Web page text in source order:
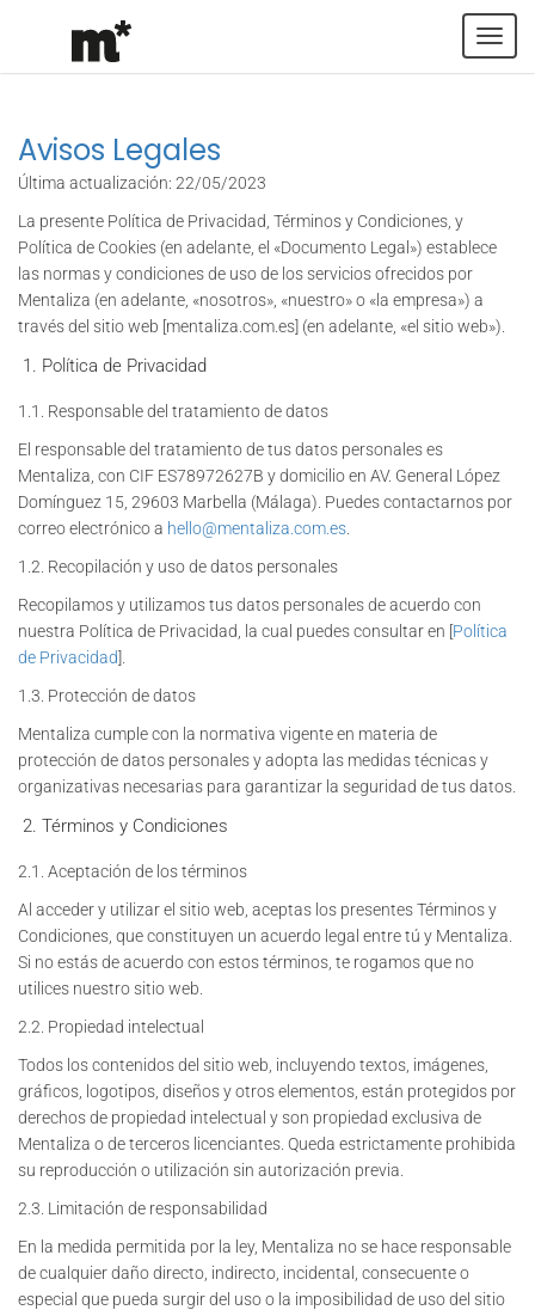
Avisos Legales
Última actualización: 22/05/2023
La presente Política de Privacidad, Términos y Condiciones, y
Política de Cookies (en adelante, el «Documento Legal») establece
las normas y condiciones de uso de los servicios ofrecidos por
Mentaliza (en adelante, «nosotros», «nuestro» o «la empresa») a
través del sitio web [mentaliza.com.es] (en adelante, «el sitio web»).
Política de Privacidad
1.1. Responsable del tratamiento de datos
El responsable del tratamiento de tus datos personales es
Mentaliza, con CIF ES78972627B y domicilio en AV. General López
Domínguez 15, 29603 Marbella (Málaga). Puedes contactarnos por
correo electrónico a hello@mentaliza.com.es
1.2. Recopilación y uso de datos personales
Recopilamos y utilizamos tus datos personales de acuerdo con
nuestra Política de Privacidad, la cual puedes consultar en [Política
de Privacidad].
1.3. Protección de datos
Mentaliza cumple con la normativa vigente en materia de
protección de datos personales y adopta las medidas técnicas y
organizativas necesarias para garantizar la seguridad de tus datos.
Términos y Condiciones
2.1. Aceptación de los términos
Al acceder y utilizar el sitio web, aceptas los presentes Términos y
Condiciones, que constituyen un acuerdo legal entre tú y Mentaliza.
Si no estás de acuerdo con estos términos, te rogamos que no
utilices nuestro sitio web.
2.2. Propiedad intelectual
Todos los contenidos del sitio web, incluyendo textos, imágenes,
gráficos, logotipos, diseños y otros elementos, están protegidos por
derechos de propiedad intelectual y son propiedad exclusiva de
Mentaliza o de terceros licenciantes. Queda estrictamente prohibida
su reproducción o utilización sin autorización previa.
2.3. Limitación de responsabilidad
En la medida permitida por la ley, Mentaliza no se hace responsable
de cualquier daño directo, indirecto, incidental, consecuente o
especial que pueda surgir del uso o la imposibilidad de uso del sitio